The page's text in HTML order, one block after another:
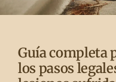
Guía completa
los pasos